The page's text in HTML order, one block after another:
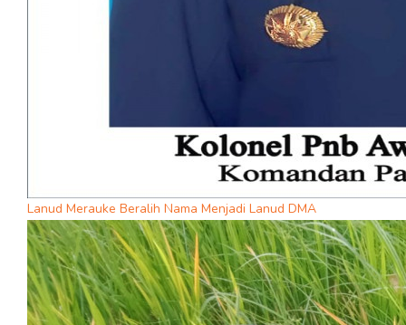
Lanud Merauke Beralih Nama Menjadi Lanud DMA